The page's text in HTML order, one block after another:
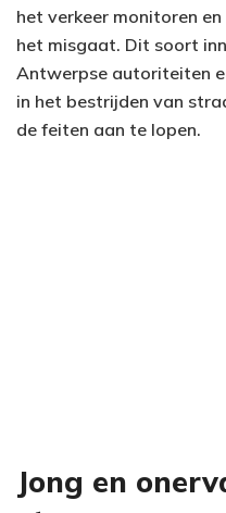
het verkeer monitoren
het misgaat. Dit soort
Antwerpse autoriteiten
in het bestrijden van
de feiten aan te lopen.
Jong en